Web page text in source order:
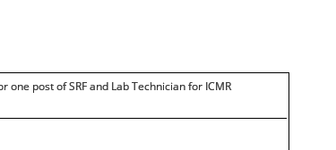
one post of SRF and Lab Technician for ICMR